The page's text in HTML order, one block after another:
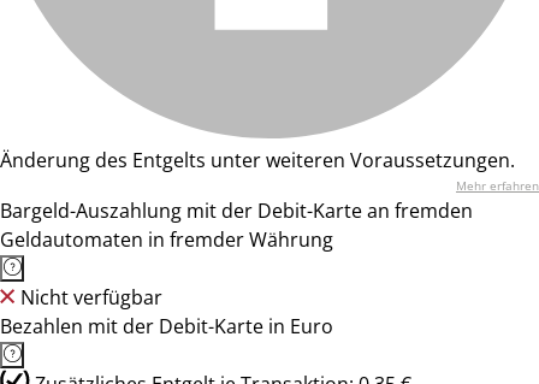
Änderung des Entgelts unter weiteren Voraussetzungen.
Mehr erfahren
Bargeld-Auszahlung mit der Debit-Karte an fremden
Geldautomaten in fremder Währung
Nicht verfügbar
Bezahlen mit der Debit-Karte in Euro